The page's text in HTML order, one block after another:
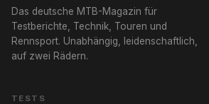
Das deutsche MTB-Magazin für
Testberichte, Technik, Touren und
Rennsport. Unabhängig, leidenschaftlich,
auf zwei Rädern.
TESTS